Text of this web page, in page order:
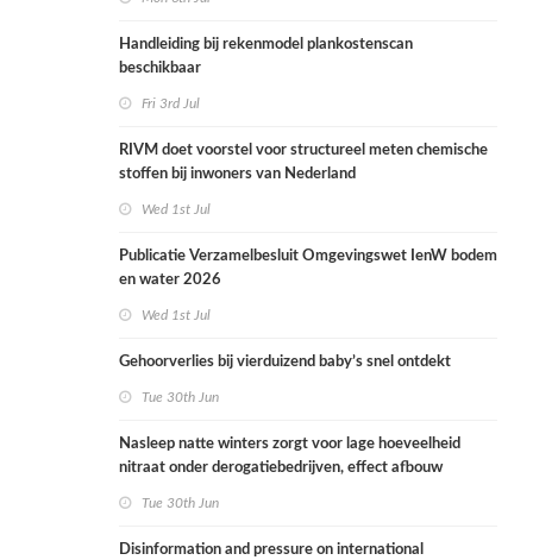
Handleiding bij rekenmodel plankostenscan
beschikbaar
Fri 3rd Jul
RIVM doet voorstel voor structureel meten chemische
stoffen bij inwoners van Nederland
Wed 1st Jul
Publicatie Verzamelbesluit Omgevingswet IenW bodem
en water 2026
Wed 1st Jul
Gehoorverlies bij vierduizend baby’s snel ontdekt
Tue 30th Jun
Nasleep natte winters zorgt voor lage hoeveelheid
nitraat onder derogatiebedrijven, effect afbouw
Tue 30th Jun
Disinformation and pressure on international